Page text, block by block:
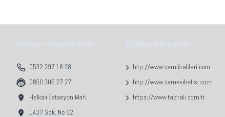
İletişim Bilgilerimiz
0532 297 18 98
0850 305 27 27
Halkalı İstasyon Mah.
1437 Sok. No 62
Bağlantılarımız
http://www.camiihalilari.com
http://www.cemevihalisi.com
https://www.tachali.com.tr